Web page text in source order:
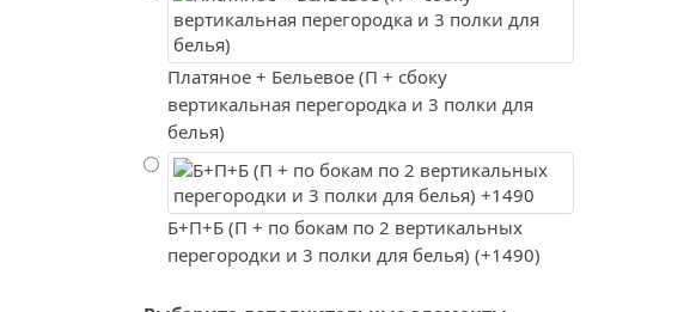
Платяное + Бельевое (П + сбоку
вертикальная перегородка и 3 полки для
белья)
Б+П+Б (П + по бокам по 2 вертикальных
перегородки и 3 полки для белья) (+1490)